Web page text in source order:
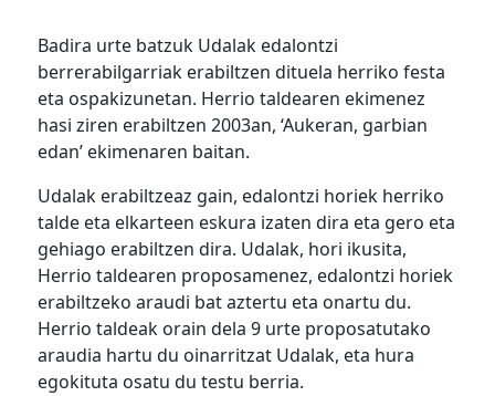
Badira urte batzuk Udalak edalontzi
berrerabilgarriak erabiltzen dituela herriko festa
eta ospakizunetan. Herrio taldearen ekimenez
hasi ziren erabiltzen 2003an, ‘Aukeran, garbian
edan’ ekimenaren baitan.
Udalak erabiltzeaz gain, edalontzi horiek herriko
talde eta elkarteen eskura izaten dira eta gero eta
gehiago erabiltzen dira. Udalak, hori ikusita,
Herrio taldearen proposamenez, edalontzi horiek
erabiltzeko araudi bat aztertu eta onartu du.
Herrio taldeak orain dela 9 urte proposatutako
araudia hartu du oinarritzat Udalak, eta hura
egokituta osatu du testu berria.